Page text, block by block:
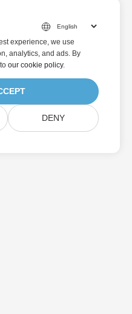
experience, we use
analytics, and ads. By
our cookie policy.
DENY